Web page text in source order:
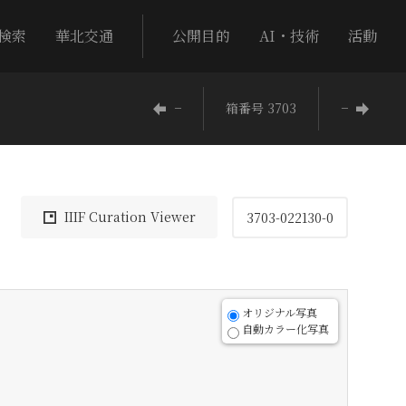
索 華北交通 公開目的 AI・技術 活動
− 箱番号 3703 −
IIIF Curation Viewer 3703-022130-0
オリジナル写真
自動カラー化写真